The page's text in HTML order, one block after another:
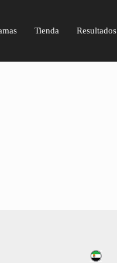
Tienda Resultados